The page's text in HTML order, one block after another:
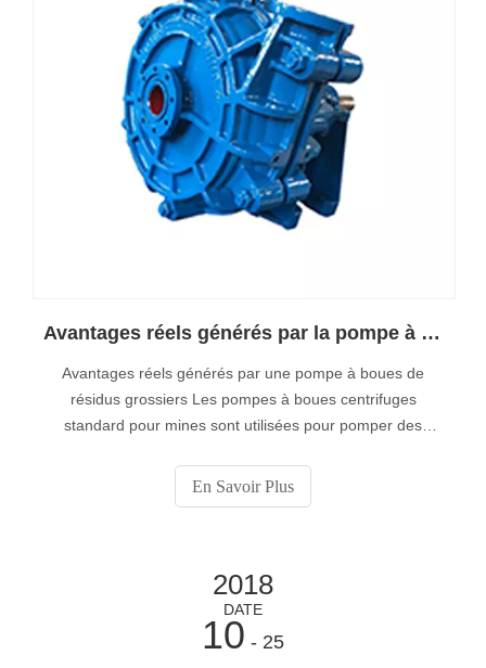
Avantages réels générés par la pompe à lisier à résidus grossiers
Avantages réels générés par une pompe à boues de
résidus grossiers Les pompes à boues centrifuges
standard pour mines sont utilisées pour pomper des
pour faire circuler les boues dans l'épaississeur.
En Savoir Plus
2018
DATE
10 - 25